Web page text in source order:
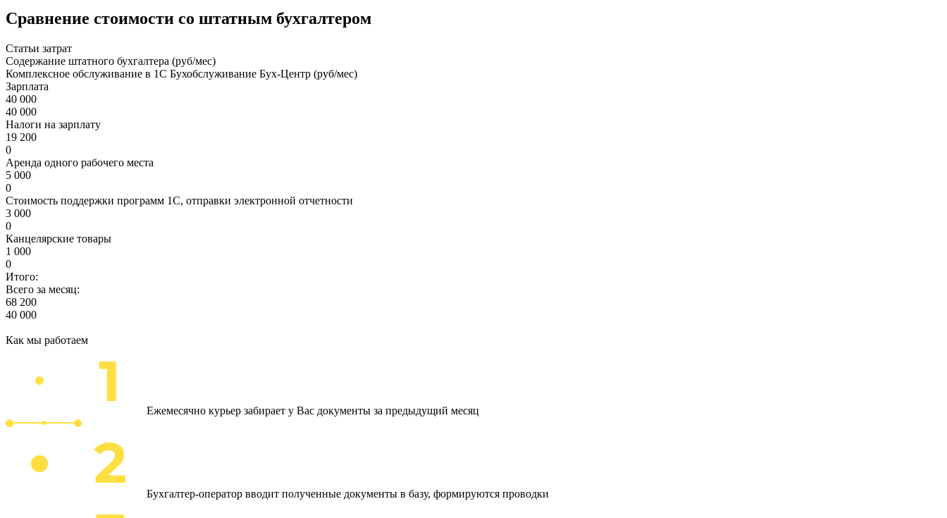
Сравнение стоимости со штатным бухгалтером
Статьи затрат
Содержание штатного бухгалтера (руб/мес)
Комплексное обслуживание в 1С Бухобслуживание Бух-Центр (руб/мес)
Зарплата
40 000
40 000
Налоги на зарплату
19 200
0
Аренда одного рабочего места
5 000
0
Стоимость поддержки программ 1С, отправки электронной отчетности
3 000
0
Канцелярские товары
1 000
0
Итого:
Всего за месяц:
68 200
40 000
Как мы работаем
Ежемесячно курьер забирает у Вас документы за предыдущий месяц
Бухгалтер-оператор вводит полученные документы в базу, формируются проводки